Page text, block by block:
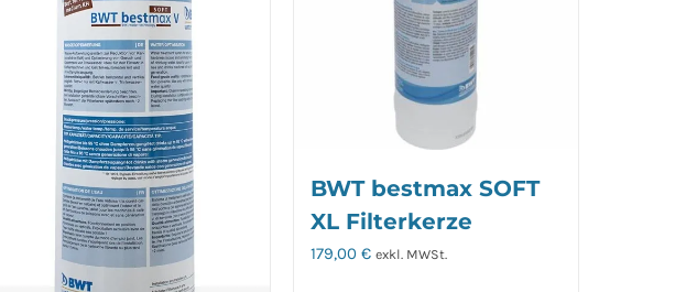
BWT bestmax SOFT
XL Filterkerze
179,00 € exkl. MWSt.